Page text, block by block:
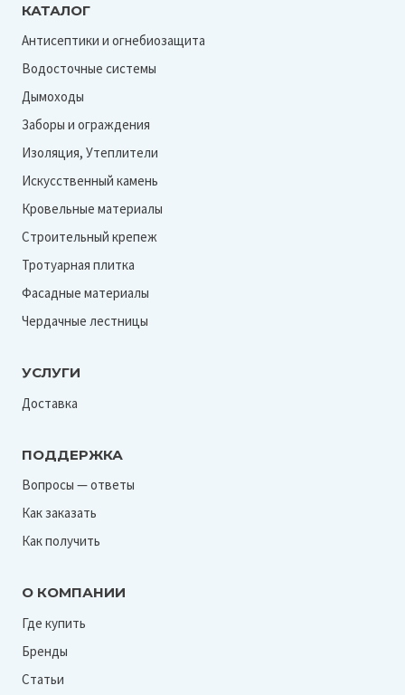
КАТАЛОГ
Антисептики и огнебиозащита
Водосточные системы
Дымоходы
Заборы и ограждения
Изоляция, Утеплители
Искусственный камень
Кровельные материалы
Строительный крепеж
Тротуарная плитка
Фасадные материалы
Чердачные лестницы
УСЛУГИ
Доставка
ПОДДЕРЖКА
Вопросы — ответы
Как заказать
Как получить
О КОМПАНИИ
Где купить
Бренды
Статьи